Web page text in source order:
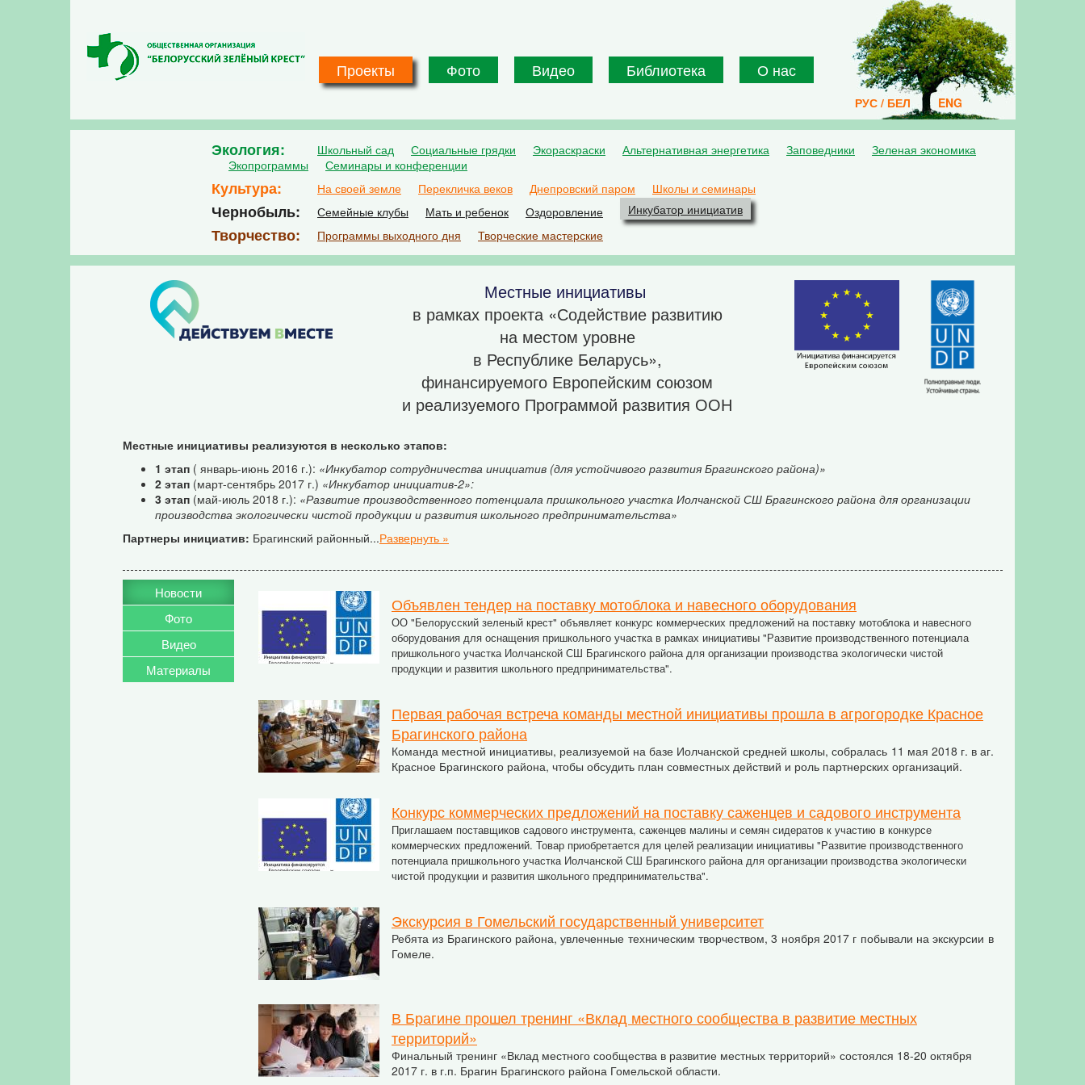
Проекты Фото Видео Библиотека О нас
РУС / БЕЛ ENG
Экология Школьный сад Социальные грядки Экораскраски Альтернативная энергетика Заповедники
Зеленая экономика
Экопрограммы
Семинары и конференции
Культура На своей земле Перекличка веков Днепровский паром Школы и семинары
Чернобыль Семейные клубы Мать и ребенок Оздоровление Инкубатор инициатив
Творчество Программы выходного дня Творческие мастерские
Местные инициативы
в рамках проекта «Содействие развитию
на местом уровне
в Республике Беларусь»,
финансируемого Европейским союзом
и реализуемого Программой развития ООН
Местные инициативы реализуются в несколько этапов:
1 этап ( январь-июнь 2016 г.): «Инкубатор сотрудничества инициатив (для устойчивого развития Брагинского района)»
2 этап (март-сентябрь 2017 г.) «Инкубатор инициатив-2»:
3 этап (май-июль 2018 г.): «Развитие производственного потенциала пришкольного участка Иолчанской СШ Брагинского района для организации
производства экологически чистой продукции и развития школьного предпринимательства»
Партнеры инициатив: Брагинский районный...Развернуть »
Новости
Фото
Видео
Материалы
Объявлен тендер на поставку мотоблока и навесного оборудования
ОО "Белорусский зеленый крест" объявляет конкурс коммерческих предложений на поставку мотоблока и навесного
оборудования для оснащения пришкольного участка в рамках инициативы "Развитие производственного потенциала
пришкольного участка Иолчанской СШ Брагинского района для организации производства экологически чистой
продукции и развития школьного предпринимательства".
Первая рабочая встреча команды местной инициативы прошла в агрогородке Красное
Брагинского района
Команда местной инициативы, реализуемой на базе Иолчанской средней школы, собралась 11 мая 2018 г. в аг.
Красное Брагинского района, чтобы обсудить план совместных действий и роль партнерских организаций.
Конкурс коммерческих предложений на поставку саженцев и садового инструмента
Приглашаем поставщиков садового инструмента, саженцев малины и семян сидератов к участию в конкурсе
коммерческих предложений. Товар приобретается для целей реализации инициативы "Развитие производственного
потенциала пришкольного участка Иолчанской СШ Брагинского района для организации производства экологически
чистой продукции и развития школьного предпринимательства".
Экскурсия в Гомельский государственный университет
Ребята из Брагинского района, увлеченные техническим творчеством, 3 ноября 2017 г побывали на экскурсии в
Гомеле.
В Брагине прошел тренинг «Вклад местного сообщества в развитие местных
территорий»
Финальный тренинг «Вклад местного сообщества в развитие местных территорий» состоялся 18-20 октября
2017 г. в г.п. Брагин Брагинского района Гомельской области.